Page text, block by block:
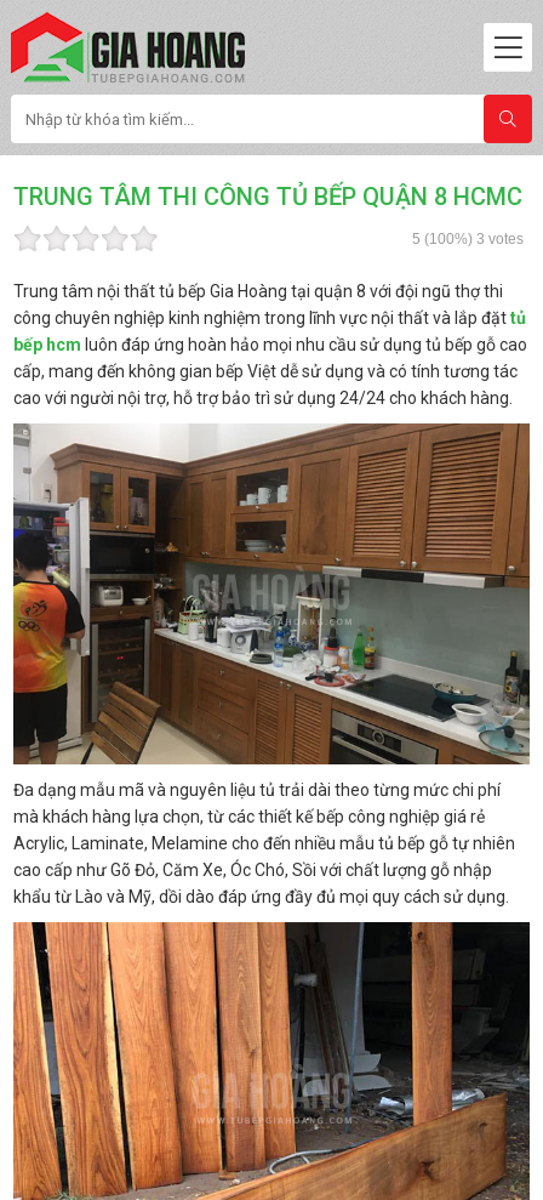
TRUNG TÂM THI CÔNG TỦ BẾP QUẬN 8 HCMC
5 (100%) 3 votes
Trung tâm nội thất tủ bếp Gia Hoàng tại quận 8 với đội ngũ thợ thi
công chuyên nghiệp kinh nghiệm trong lĩnh vực nội thất và lắp đặttủ
bếp hcm luôn đáp ứng hoàn hảo mọi nhu cầu sử dụng tủ bếp gỗ cao
cấp, mang đến không gian bếp Việt dễ sử dụng và có tính tương tác
cao với người nội trợ, hỗ trợ bảo trì sử dụng 24/24 cho khách hàng.
Đa dạng mẫu mã và nguyên liệu tủ trải dài theo từng mức chi phí
mà khách hàng lựa chọn, từ các thiết kế bếp công nghiệp giá rẻ
Acrylic, Laminate, Melamine cho đến nhiều mẫu tủ bếp gỗ tự nhiên
cao cấp như Gõ Đỏ, Căm Xe, Óc Chó, Sồi với chất lượng gỗ nhập
khẩu từ Lào và Mỹ, dồi dào đáp ứng đầy đủ mọi quy cách sử dụng.